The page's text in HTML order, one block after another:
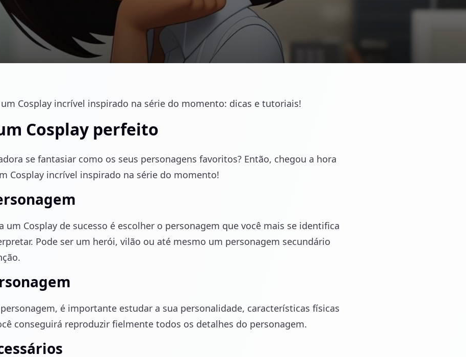
Cosplay incrível inspirado na série do momento: dicas e tutoriais!
Cosplay perfeito
se fantasiar como os seus personagens favoritos? Então, chegou a hora
Cosplay incrível inspirado na série do momento!
um Cosplay de sucesso é escolher o personagem que você mais se identifica
Pode ser um herói, vilão ou até mesmo um personagem secundário
é importante estudar a sua personalidade, características físicas
conseguirá reproduzir fielmente todos os detalhes do personagem.